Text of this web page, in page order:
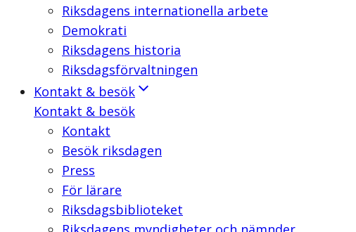
Riksdagens internationella arbete
Demokrati
Riksdagens historia
Riksdagsförvaltningen
Kontakt & besök
Kontakt & besök
Kontakt
Besök riksdagen
Press
För lärare
Riksdagsbiblioteket